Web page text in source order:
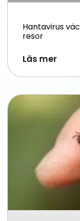
Hantavirus
resor
Läs mer